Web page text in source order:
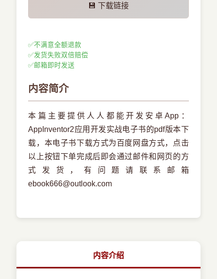
💾 下载链接
✅不满意全额退款
✅发货失败双倍赔偿
✅邮箱即时发送
内容简介
本篇主要提供人人都能开发安卓App：
AppInventor2应用开发实战电子书的pdf版本下
载，本电子书下载方式为百度网盘方式，点击
以上按钮下单完成后即会通过邮件和网页的方
式发货，有问题请联系邮箱
ebook666@outlook.com
内容介绍